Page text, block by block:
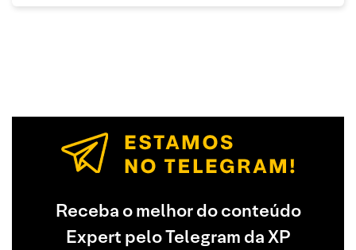
Receba o melhor do conteúdo
Expert pelo Telegram da XP